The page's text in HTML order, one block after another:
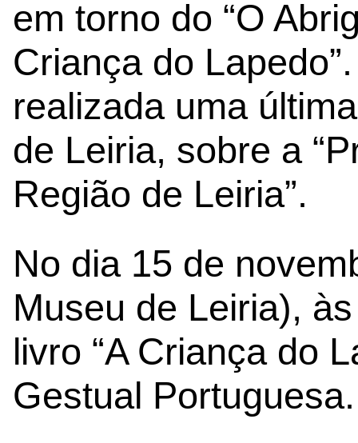
em torno do “O
Criança do
realizada uma
de Leiria, sobre a
Região de Leiria”.
No dia 15 de
Museu de Leiria),
livro “A Criança do
Gestual Portuguesa.